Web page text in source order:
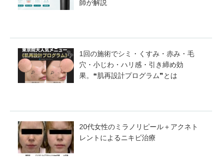
師が解説
1回の施術でシミ・くすみ・赤み・毛
穴・小じわ・ハリ感・引き締め効
果。❝肌再設計プログラム❞とは
20代女性のミラノリピール＋アクネト
レントによるニキビ治療